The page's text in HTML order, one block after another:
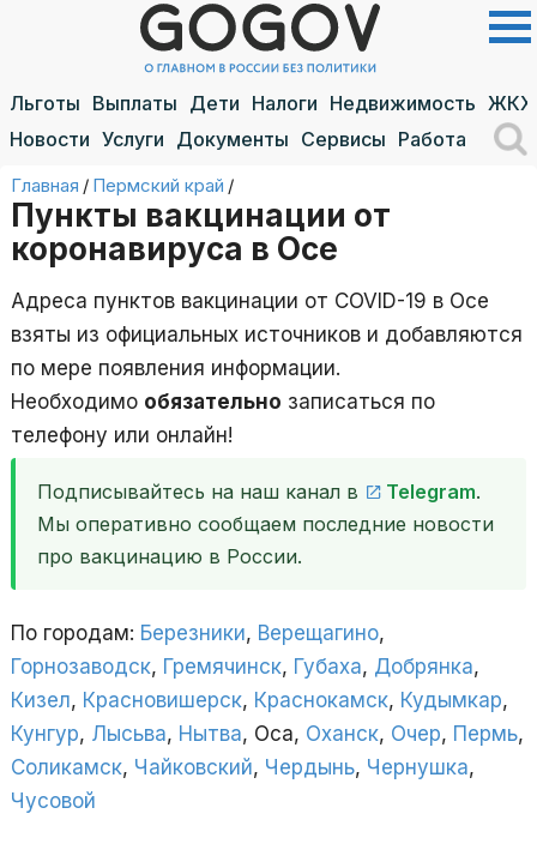
Льготы Выплаты Дети Налоги Недвижимость ЖКХ
Новости Услуги Документы Сервисы Работа
Главная / Пермский край /
Пункты вакцинации от
коронавируса в Осе
Адреса пунктов вакцинации от COVID-19 в Осе
взяты из официальных источников и добавляются
по мере появления информации.
Необходимо обязательно записаться по
телефону или онлайн!
Подписывайтесь на наш канал в Telegram.
Мы оперативно сообщаем последние новости
про вакцинацию в России.
По городам: Березники, Верещагино,
Горнозаводск, Гремячинск, Губаха, Добрянка,
Кизел, Красновишерск, Краснокамск, Кудымкар,
Кунгур, Лысьва, Нытва, Оса, Оханск, Очер, Пермь,
Соликамск, Чайковский, Чердынь, Чернушка,
Чусовой